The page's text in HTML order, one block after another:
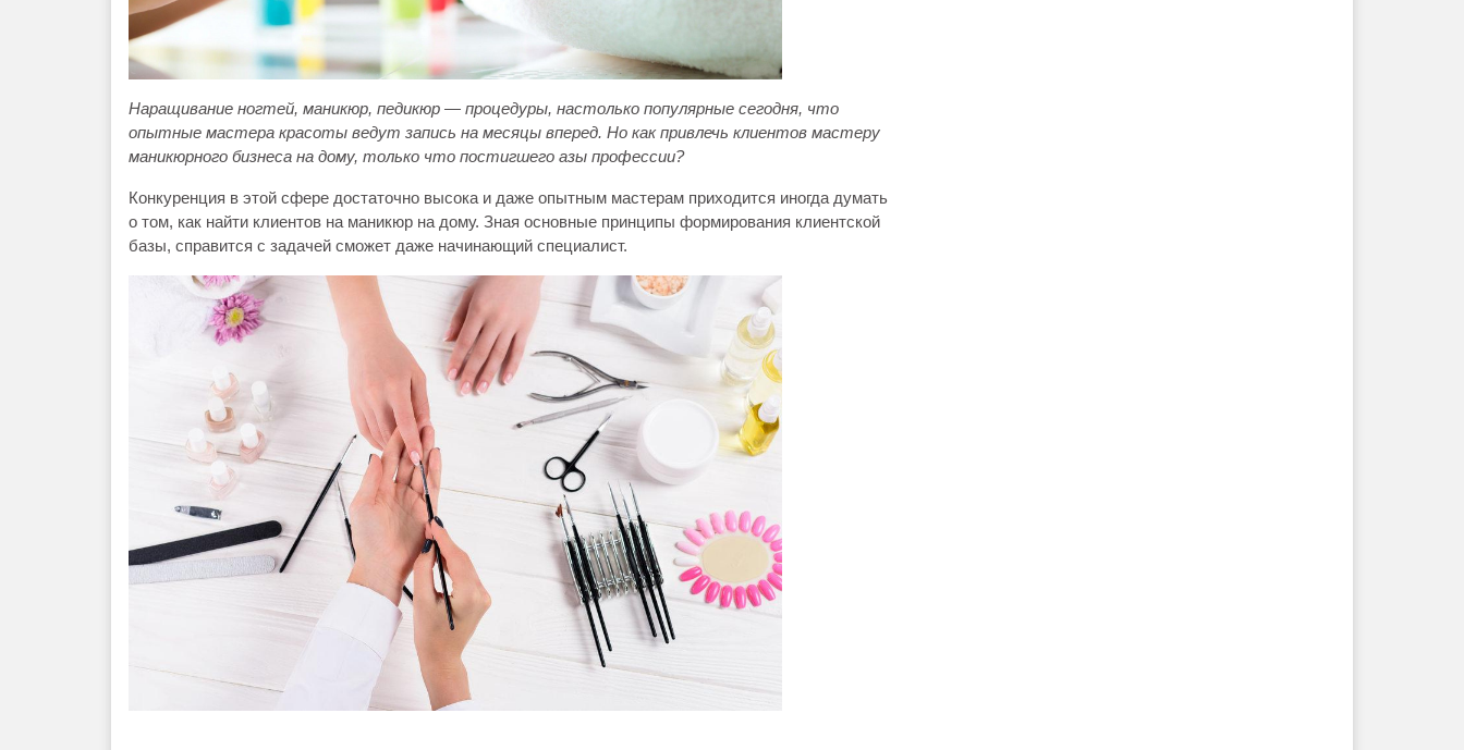
Наращивание ногтей, маникюр, педикюр — процедуры, настолько популярные сегодня, что
опытные мастера красоты ведут запись на месяцы вперед. Но как привлечь клиентов мастеру
маникюрного бизнеса на дому, только что постигшего азы профессии?
Конкуренция в этой сфере достаточно высока и даже опытным мастерам приходится иногда думать
о том, как найти клиентов на маникюр на дому. Зная основные принципы формирования клиентской
базы, справится с задачей сможет даже начинающий специалист.